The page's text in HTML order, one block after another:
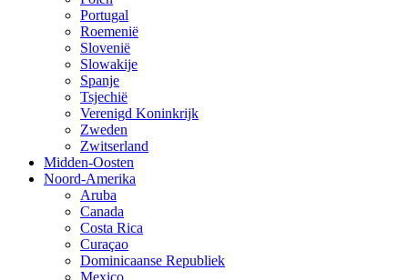
Portugal
Roemenië
Slovenië
Slowakije
Spanje
Tsjechië
Verenigd Koninkrijk
Zweden
Zwitserland
Midden-Oosten
Noord-Amerika
Aruba
Canada
Costa Rica
Curaçao
Dominicaanse Republiek
Mexico